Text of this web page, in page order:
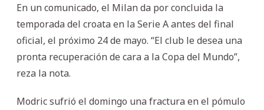
En un comunicado, el Milan da por concluida la
temporada del croata en la Serie A antes del final
oficial, el próximo 24 de mayo. “El club le desea una
pronta recuperación de cara a la Copa del Mundo”,
reza la nota.
Modric sufrió el domingo una fractura en el pómulo